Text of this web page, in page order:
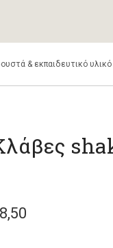
& εκπαιδευτικό υλικό